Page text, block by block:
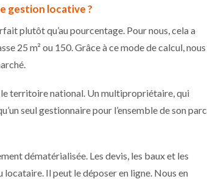
gestion locative ?
plutôt qu’au pourcentage. Pour nous, cela a
25 m² ou 150. Grâce à ce mode de calcul, nous
territoire national. Un multipropriétaire, qui
seul gestionnaire pour l’ensemble de son parc
dématérialisée. Les devis, les baux et les
Il peut le déposer en ligne. Nous en